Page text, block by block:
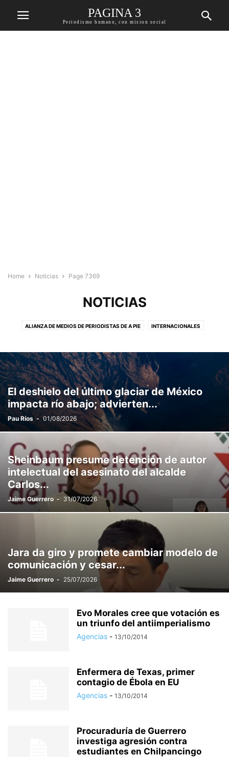
PAGINA 3
Periodismo humano, con mision social
Home Noticias Page 7369
NOTICIAS
ALIANZA DE MEDIOS DE PERIODISTAS DE A PIE INTERNACIONALES
El deshielo del último glaciar de México
impacta río abajo; advierten...
Pau Ríos - 01/08/2026
Sheinbaum presume detención de autor
intelectual del asesinato del alcalde
Carlos...
Jaime Guerrero - 31/07/2026
Jara da giro y promete cambiar modelo de
comunicación y cesar...
Jaime Guerrero - 25/07/2026
Evo Morales cree que votación es
un triunfo del antiimperialismo
Agencias - 13/10/2014
Enfermera de Texas, primer
contagio de Ébola en EU
Agencias - 13/10/2014
Procuraduría de Guerrero
investiga agresión contra
estudiantes en Chilpancingo